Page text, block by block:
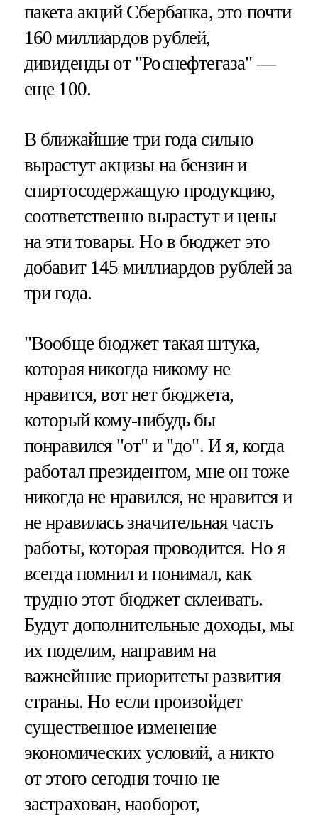
пакета акций Сбербанка, это почти
160 миллиардов рублей,
дивиденды от "Роснефтегаза" —
еще 100.
В ближайшие три года сильно
вырастут акцизы на бензин и
спиртосодержащую продукцию,
соответственно вырастут и цены
на эти товары. Но в бюджет это
добавит 145 миллиардов рублей за
три года.
"Вообще бюджет такая штука,
которая никогда никому не
нравится, вот нет бюджета,
который кому-нибудь бы
понравился "от" и "до". И я, когда
работал президентом, мне он тоже
никогда не нравился, не нравится и
не нравилась значительная часть
работы, которая проводится. Но я
всегда помнил и понимал, как
трудно этот бюджет склеивать.
Будут дополнительные доходы, мы
их поделим, направим на
важнейшие приоритеты развития
страны. Но если произойдет
существенное изменение
экономических условий, а никто
от этого сегодня точно не
застрахован, наоборот,